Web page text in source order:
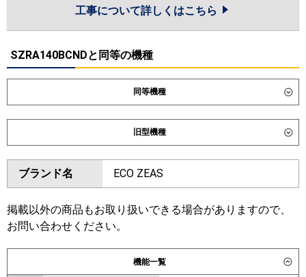
工事について詳しくはこちら
SZRA140BCNDと同等の機種
同等機種
ダイキン SZRA140CD SZRA140CND
SDRA140BBND
東芝 GKHB14011MUB GKHB14011XU
GKEB14011MUB
三菱電機 PKZX-HRMP140KL6
PKZX-ERMP140KL6
旧型機種
ダイキン SZRA140BYD SZRA140BYND
SZRA140BJD
SDRA140BD SDRA140BND
SZRA140BFD SZRA140BFND
SZRA140BCD
東芝 RKSB14044XU RKSB14044MUB
RKHB14041MUB
ブランド名 ECO ZEAS
掲載以外の商品もお取り扱いできる場合がありますので、
お問い合わせください。
機能一覧